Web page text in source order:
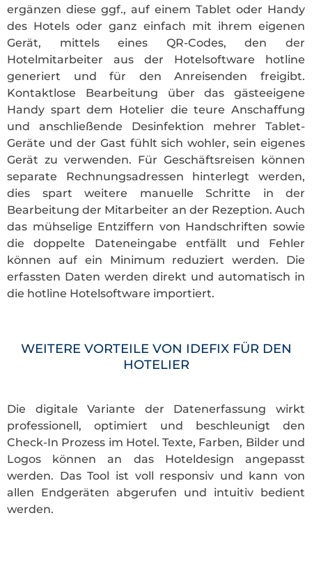
ergänzen diese ggf., auf einem Tablet oder Handy
des Hotels oder ganz einfach mit ihrem eigenen
Gerät, mittels eines QR-Codes, den der
Hotelmitarbeiter aus der Hotelsoftware hotline
generiert und für den Anreisenden freigibt.
Kontaktlose Bearbeitung über das gästeeigene
Handy spart dem Hotelier die teure Anschaffung
und anschließende Desinfektion mehrer Tablet-
Geräte und der Gast fühlt sich wohler, sein eigenes
Gerät zu verwenden. Für Geschäftsreisen können
separate Rechnungsadressen hinterlegt werden,
dies spart weitere manuelle Schritte in der
Bearbeitung der Mitarbeiter an der Rezeption. Auch
das mühselige Entziffern von Handschriften sowie
die doppelte Dateneingabe entfällt und Fehler
können auf ein Minimum reduziert werden. Die
erfassten Daten werden direkt und automatisch in
die hotline Hotelsoftware importiert.
WEITERE VORTEILE VON IDEFIX FÜR DEN
HOTELIER
Die digitale Variante der Datenerfassung wirkt
professionell, optimiert und beschleunigt den
Check-In Prozess im Hotel. Texte, Farben, Bilder und
Logos können an das Hoteldesign angepasst
werden. Das Tool ist voll responsiv und kann von
allen Endgeräten abgerufen und intuitiv bedient
werden.